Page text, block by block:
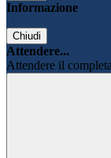
Informazione
Chiudi
Attendere...
Attendere il